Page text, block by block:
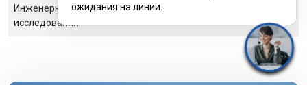
Инженерно-технические экспертизы и
исследования
ожидания на линии.